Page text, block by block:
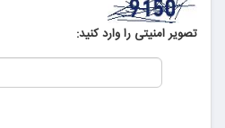
تصویر امنیتی را وارد کنید: